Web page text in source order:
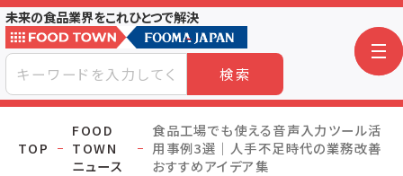
未来の食品業界をこれひとつで解決
検索
TOP
FOOD
TOWN
ニュース
食品工場でも使える音声入力ツール活
用事例3選｜人手不足時代の業務改善
おすすめアイデア集